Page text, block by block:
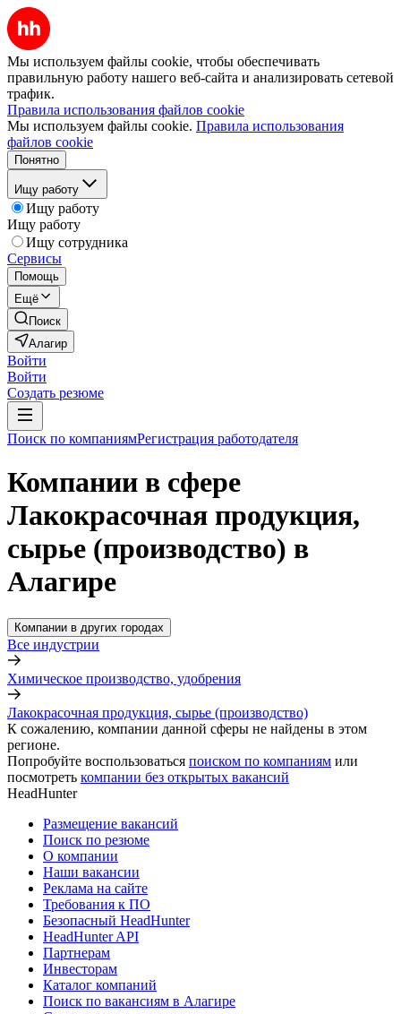
Мы используем файлы cookie, чтобы обеспечивать
правильную работу нашего веб-сайта и анализировать сетевой
трафик.
Правила использования файлов cookie
Мы используем файлы cookie. Правила использования
файлов cookie
Понятно
Ищу работу
Ищу работу
Ищу работу
Ищу сотрудника
Сервисы
Помощь
Ещё
Поиск
Алагир
Войти
Войти
Создать резюме
Поиск по компаниямРегистрация работодателя
Компании в сфере
Лакокрасочная продукция,
сырье (производство) в
Алагире
Компании в других городах
Все индустрии
Химическое производство, удобрения
Лакокрасочная продукция, сырье (производство)
К сожалению, компании данной сферы не найдены в этом
регионе.
Попробуйте воспользоваться поиском по компаниям или
посмотреть компании без открытых вакансий
HeadHunter
Размещение вакансий
Поиск по резюме
О компании
Наши вакансии
Реклама на сайте
Требования к ПО
Безопасный HeadHunter
HeadHunter API
Партнерам
Инвесторам
Каталог компаний
Поиск по вакансиям в Алагире